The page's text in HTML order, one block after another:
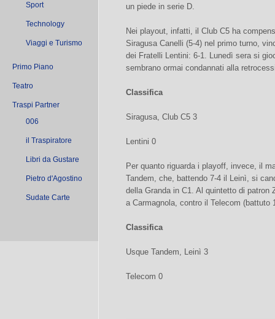
Sport
Technology
Viaggi e Turismo
Primo Piano
Teatro
Traspi Partner
006
il Traspiratore
Libri da Gustare
Pietro d'Agostino
Sudate Carte
un piede in serie D.
Nei playout, infatti, il Club C5 ha
Siragusa Canelli (5-4) nel primo turno,
dei Fratelli Lentini: 6-1. Lunedì sera si
sembrano ormai condannati alla
Classifica
Siragusa, Club C5 3
Lentini 0
Per quanto riguarda i playoff, invece, il
Tandem, che, battendo 7-4 il Leinì, si
della Granda in C1. Al quintetto di patron
a Carmagnola, contro il Telecom (battuto
Classifica
Usque Tandem, Leinì 3
Telecom 0